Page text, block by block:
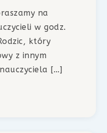
na
w godz.
który
z innym
[…]